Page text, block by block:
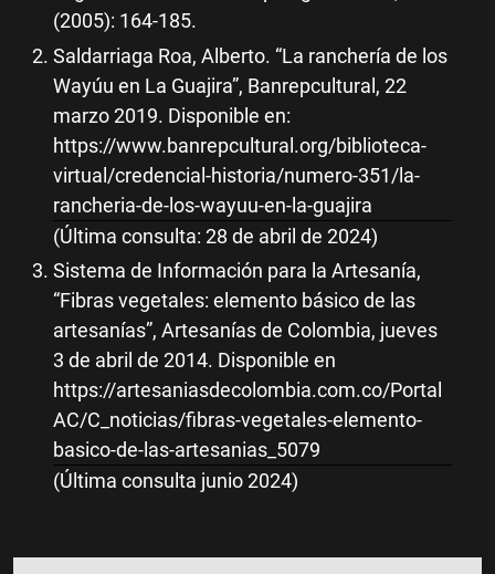
(2005): 164-185.
Saldarriaga Roa, Alberto. “La ranchería de los
Wayúu en La Guajira”, Banrepcultural, 22
marzo 2019. Disponible en:
https://www.banrepcultural.org/biblioteca-
virtual/credencial-historia/numero-351/la-
rancheria-de-los-wayuu-en-la-guajira
(Última consulta: 28 de abril de 2024)
Sistema de Información para la Artesanía,
“Fibras vegetales: elemento básico de las
artesanías”, Artesanías de Colombia, jueves
3 de abril de 2014. Disponible en
https://artesaniasdecolombia.com.co/Portal
AC/C_noticias/fibras-vegetales-elemento-
basico-de-las-artesanias_5079
(Última consulta junio 2024)